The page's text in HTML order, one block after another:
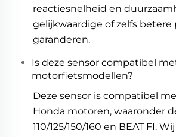
reactiesnelheid en
gelijkwaardige of zelfs betere
garanderen.
Is deze sensor compatibel
motorfietsmodellen?
Deze sensor is compatibel
Honda motoren, waaronder
110/125/150/160 en BEAT FI.